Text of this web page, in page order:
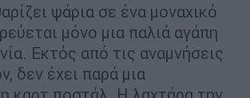
ψάρια σε ένα μοναχικό
μόνο μια παλιά αγάπη
Εκτός από τις αναμνήσεις
δεν έχει παρά μια